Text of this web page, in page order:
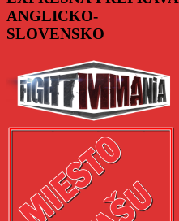
ANGLICKO-
SLOVENSKO